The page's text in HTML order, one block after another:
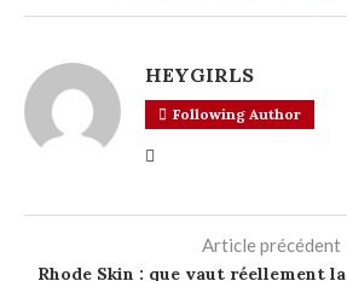
HEYGIRLS
Following Author
Article précédent
Rhode Skin : que vaut réellement